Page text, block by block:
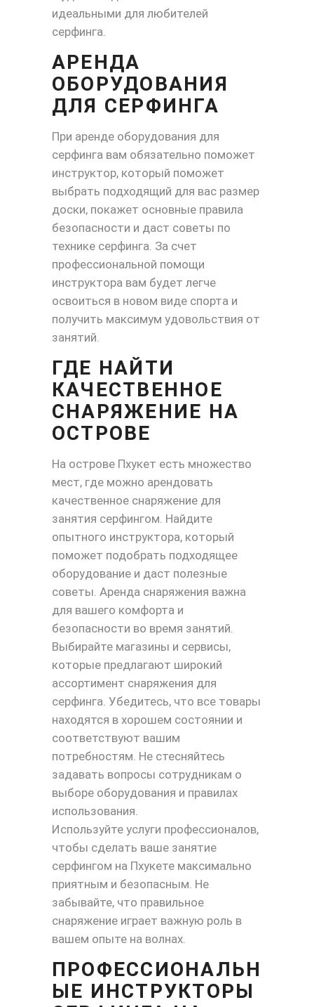
идеальными для любителей
серфинга.
АРЕНДА
ОБОРУДОВАНИЯ
ДЛЯ СЕРФИНГА
При аренде оборудования для
серфинга вам обязательно поможет
инструктор, который поможет
выбрать подходящий для вас размер
доски, покажет основные правила
безопасности и даст советы по
технике серфинга. За счет
профессиональной помощи
инструктора вам будет легче
освоиться в новом виде спорта и
получить максимум удовольствия от
занятий.
ГДЕ НАЙТИ
КАЧЕСТВЕННОЕ
СНАРЯЖЕНИЕ НА
ОСТРОВЕ
На острове Пхукет есть множество
мест, где можно арендовать
качественное снаряжение для
занятия серфингом. Найдите
опытного инструктора, который
поможет подобрать подходящее
оборудование и даст полезные
советы. Аренда снаряжения важна
для вашего комфорта и
безопасности во время занятий.
Выбирайте магазины и сервисы,
которые предлагают широкий
ассортимент снаряжения для
серфинга. Убедитесь, что все товары
находятся в хорошем состоянии и
соответствуют вашим
потребностям. Не стесняйтесь
задавать вопросы сотрудникам о
выборе оборудования и правилах
использования.
Используйте услуги профессионалов,
чтобы сделать ваше занятие
серфингом на Пхукете максимально
приятным и безопасным. Не
забывайте, что правильное
снаряжение играет важную роль в
вашем опыте на волнах.
ПРОФЕССИОНАЛЬН
ЫЕ ИНСТРУКТОРЫ